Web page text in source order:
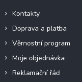
Kontakty
Doprava a platba
Věrnostní program
Moje objednávka
Reklamační řád